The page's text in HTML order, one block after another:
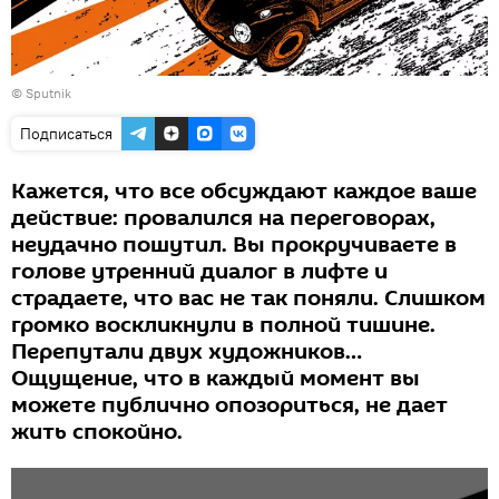
© Sputnik
Подписаться
Кажется, что все обсуждают каждое ваше
действие: провалился на переговорах,
неудачно пошутил. Вы прокручиваете в
голове утренний диалог в лифте и
страдаете, что вас не так поняли. Слишком
громко воскликнули в полной тишине.
Перепутали двух художников…
Ощущение, что в каждый момент вы
можете публично опозориться, не дает
жить спокойно.